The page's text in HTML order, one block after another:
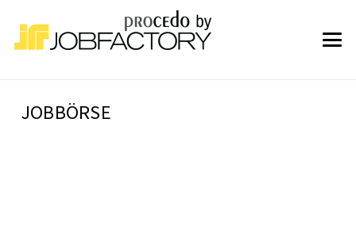
JOBBÖRSE